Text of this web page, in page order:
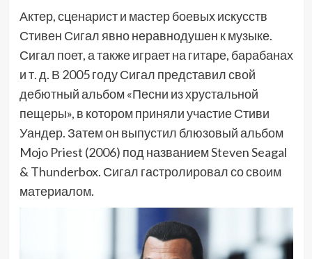
Актер, сценарист и мастер боевых искусств
Стивен Сигал явно неравнодушен к музыке.
Сигал поет, а также играет на гитаре, барабанах
и т. д. В 2005 году Сигал представил свой
дебютный альбом «Песни из хрустальной
пещеры», в котором приняли участие Стиви
Уандер. Затем он выпустил блюзовый альбом
Mojo Priest (2006) под названием Steven Seagal
& Thunderbox. Сигал гастролировал со своим
материалом.